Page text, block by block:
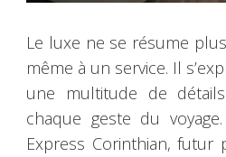
Le luxe ne se résume
même à un service. Il
une multitude de
chaque geste du
Express Corinthian, futur